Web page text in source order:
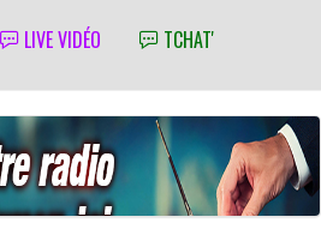
LIVE VIDÉO TCHAT'